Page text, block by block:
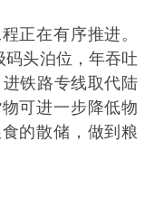
在有序推进。
码头泊位，年吞吐
铁路专线取代陆
可进一步降低物
的散储，做到粮